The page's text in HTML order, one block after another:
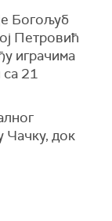
Богољуб
Петровић
играчима
21
Чачку, док